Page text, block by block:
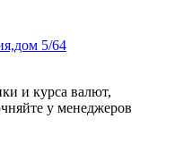
5/64
и курса валют,
у менеджеров